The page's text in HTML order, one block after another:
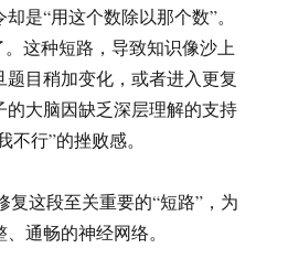
是“用这个数除以那个数”。
这种短路，导致知识像沙上
目稍加变化，或者进入更复
的大脑因缺乏深层理解的支持
不行”的挫败感。
复这段至关重要的“短路”，为
通畅的神经网络。